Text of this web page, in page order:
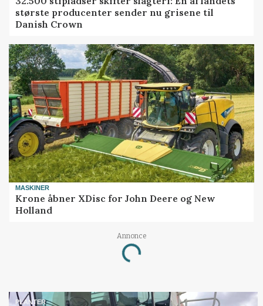
største producenter sender nu grisene til
Danish Crown
MASKINER
Krone åbner XDisc for John Deere og New
Holland
Annonce
Loading...
PLANTER